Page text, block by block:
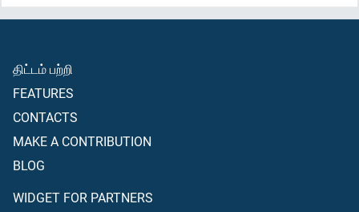
திட்டம் பற்றி
FEATURES
CONTACTS
MAKE A CONTRIBUTION
BLOG
WIDGET FOR PARTNERS